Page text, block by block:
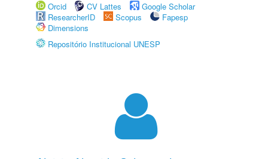
Orcid
CV Lattes
Google Scholar
ResearcherID
Scopus
Fapesp
Dimensions
Repositório Institucional UNESP